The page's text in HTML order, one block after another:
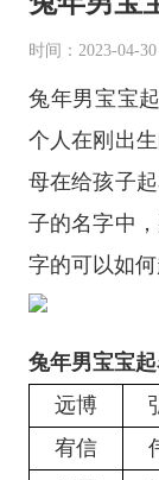
时间：2023-04-30
兔年男宝宝
个人在刚出
母在给孩子
子的名字中
字的可以如
兔年男宝宝
远博
宥信